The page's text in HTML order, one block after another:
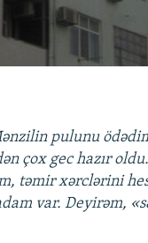
pulunu
çox gec hazır
təmir xərclərini
var. Deyirəm,